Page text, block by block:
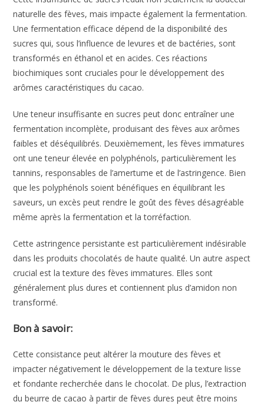
naturelle des fèves, mais impacte également la fermentation.
Une fermentation efficace dépend de la disponibilité des
sucres qui, sous l’influence de levures et de bactéries, sont
transformés en éthanol et en acides. Ces réactions
biochimiques sont cruciales pour le développement des
arômes caractéristiques du cacao.
Une teneur insuffisante en sucres peut donc entraîner une
fermentation incomplète, produisant des fèves aux arômes
faibles et déséquilibrés. Deuxièmement, les fèves immatures
ont une teneur élevée en polyphénols, particulièrement les
tannins, responsables de l’amertume et de l’astringence. Bien
que les polyphénols soient bénéfiques en équilibrant les
saveurs, un excès peut rendre le goût des fèves désagréable
même après la fermentation et la torréfaction.
Cette astringence persistante est particulièrement indésirable
dans les produits chocolatés de haute qualité. Un autre aspect
crucial est la texture des fèves immatures. Elles sont
généralement plus dures et contiennent plus d’amidon non
transformé.
Bon à savoir:
Cette consistance peut altérer la mouture des fèves et
impacter négativement le développement de la texture lisse
et fondante recherchée dans le chocolat. De plus, l’extraction
du beurre de cacao à partir de fèves dures peut être moins